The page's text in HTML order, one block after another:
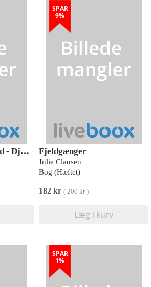
Devotstjernens Hånd - Djævlepassagen 2
SPAR
9%
Fjeldgænger
Julie Clausen
Bog (Hæftet)
182 kr ( 200 kr)
Læg i kurv
SPAR
1%